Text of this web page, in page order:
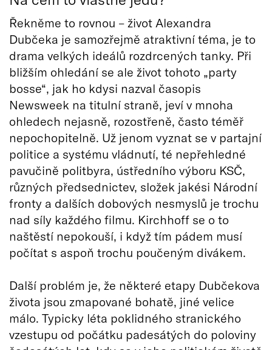
Řekněme to rovnou – život Alexandra
Dubčeka je samozřejmě atraktivní téma, je to
drama velkých ideálů rozdrcených tanky. Při
bližším ohledání se ale život tohoto „party
bosse“, jak ho kdysi nazval časopis
Newsweek na titulní straně, jeví v mnoha
ohledech nejasně, rozostřeně, často téměř
nepochopitelně. Už jenom vyznat se v partajní
politice a systému vládnutí, té nepřehledné
pavučině politbyra, ústředního výboru KSČ,
různých předsednictev, složek jakési Národní
fronty a dalších dobových nesmyslů je trochu
nad síly každého filmu. Kirchhoff se o to
naštěstí nepokouší, i když tím pádem musí
počítat s aspoň trochu poučeným divákem.
Další problém je, že některé etapy Dubčekova
života jsou zmapované bohatě, jiné velice
málo. Typicky léta poklidného stranického
vzestupu od počátku padesátých do poloviny